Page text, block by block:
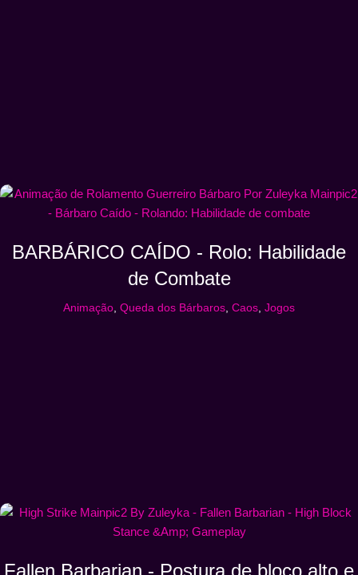
BARBÁRICO CAÍDO - Rolo: Habilidade
de Combate
Animação Queda dos Bárbaros Caos Jogos